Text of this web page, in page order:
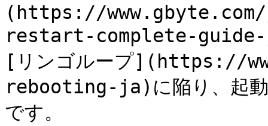
(https://
restart-complete-guide-
[リンゴループ](https://
rebooting-ja)に陥り、起動
です。